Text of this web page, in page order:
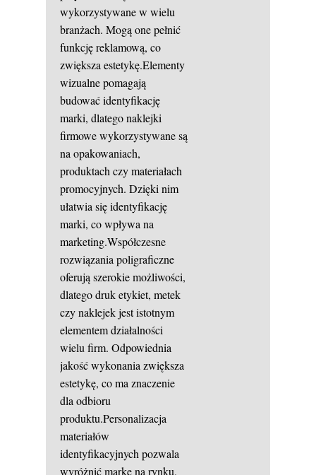
wykorzystywane w wielu
branżach. Mogą one pełnić
funkcję reklamową, co
zwiększa estetykę.Elementy
wizualne pomagają
budować identyfikację
marki, dlatego naklejki
firmowe wykorzystywane są
na opakowaniach,
produktach czy materiałach
promocyjnych. Dzięki nim
ułatwia się identyfikację
marki, co wpływa na
marketing.Współczesne
rozwiązania poligraficzne
oferują szerokie możliwości,
dlatego druk etykiet, metek
czy naklejek jest istotnym
elementem działalności
wielu firm. Odpowiednia
jakość wykonania zwiększa
estetykę, co ma znaczenie
dla odbioru
produktu.Personalizacja
materiałów
identyfikacyjnych pozwala
wyróżnić markę na rynku,